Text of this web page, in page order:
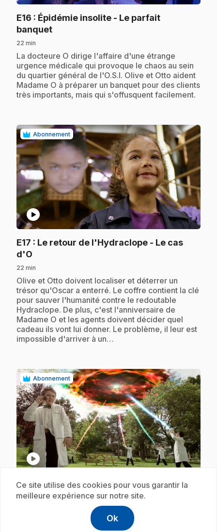
E16 : Épidémie insolite - Le parfait
banquet.
22 min
.La docteure O dirige l'affaire d'une étrange
urgence médicale qui provoque le chaos au sein
du quartier général de l'O.S.I. Olive et Otto aident
Madame O à préparer un banquet pour des clients
très importants, mais qui s'offusquent facilement.
Abonnement
play_circle
E17 : Le retour de l'Hydraclope - Le cas
d'O
22 min
.Olive et Otto doivent localiser et déterrer un
trésor qu'Oscar a enterré. Le coffre contient la clé
pour sauver l'humanité contre le redoutable
Hydraclope. De plus, c'est l'anniversaire de
Madame O et les agents doivent décider quel
cadeau ils vont lui donner. Le problème, il leur est
impossible d'arriver à un…
Abonnement
play_circle
E18: Danse comme s'il n'y avait personne
- La recette du désastre.
Lorsque le système d'alarme est déclenché au
Ce site utilise des cookies pour vous garantir la
meilleure expérience sur notre site.
Ok